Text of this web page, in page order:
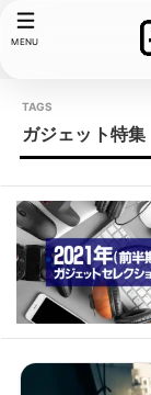
MENU
ガジェット特集